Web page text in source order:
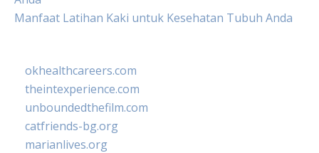
Manfaat Latihan Kaki untuk Kesehatan Tubuh Anda
okhealthcareers.com
theintexperience.com
unboundedthefilm.com
catfriends-bg.org
marianlives.org